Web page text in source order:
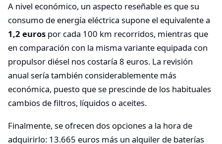
A nivel económico, un aspecto reseñable es que su
consumo de energía eléctrica supone el equivalente a
1,2 euros por cada 100 km recorridos, mientras que
en comparación con la misma variante equipada con
propulsor diésel nos costaría 8 euros. La revisión
anual sería también considerablemente más
económica, puesto que se prescinde de los habituales
cambios de filtros, líquidos o aceites.
Finalmente, se ofrecen dos opciones a la hora de
adquirirlo: 13.665 euros más un alquiler de baterías